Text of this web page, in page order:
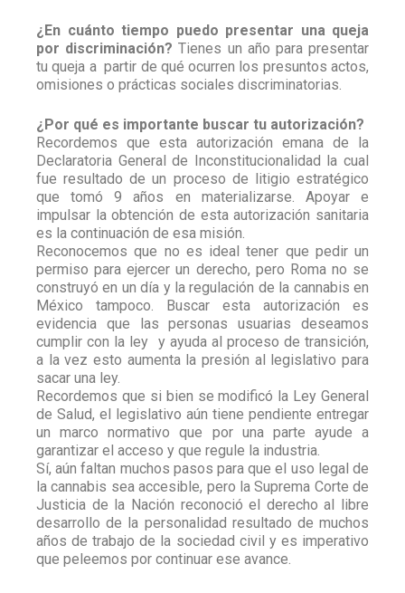
¿En cuánto tiempo puedo presentar una queja
por discriminación? Tienes un año para presentar
tu queja a partir de qué ocurren los presuntos actos,
omisiones o prácticas sociales discriminatorias.
¿Por qué es importante buscar tu autorización?
Recordemos que esta autorización emana de la
Declaratoria General de Inconstitucionalidad la cual
fue resultado de un proceso de litigio estratégico
que tomó 9 años en materializarse. Apoyar e
impulsar la obtención de esta autorización sanitaria
es la continuación de esa misión.
Reconocemos que no es ideal tener que pedir un
permiso para ejercer un derecho, pero Roma no se
construyó en un día y la regulación de la cannabis en
México tampoco. Buscar esta autorización es
evidencia que las personas usuarias deseamos
cumplir con la ley y ayuda al proceso de transición,
a la vez esto aumenta la presión al legislativo para
sacar una ley.
Recordemos que si bien se modificó la Ley General
de Salud, el legislativo aún tiene pendiente entregar
un marco normativo que por una parte ayude a
garantizar el acceso y que regule la industria.
Sí, aún faltan muchos pasos para que el uso legal de
la cannabis sea accesible, pero la Suprema Corte de
Justicia de la Nación reconoció el derecho al libre
desarrollo de la personalidad resultado de muchos
años de trabajo de la sociedad civil y es imperativo
que peleemos por continuar ese avance.